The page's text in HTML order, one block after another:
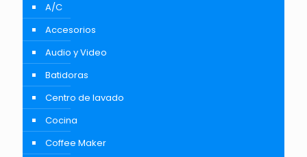
A/C
Accesorios
Audio y Video
Batidoras
Centro de lavado
Cocina
Coffee Maker